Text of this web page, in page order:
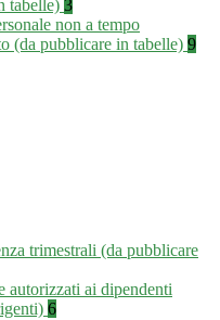
tabelle) 3
non a tempo
(da pubblicare in tabelle) 9
trimestrali (da pubblicare
autorizzati ai dipendenti
6